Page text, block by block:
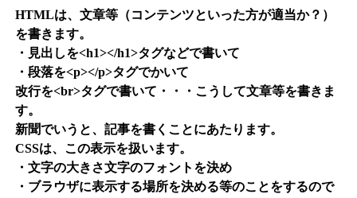
HTMLは、文章等（コンテンツといった方が適当か？）
を書きます。
・見出しを<h1></h1>タグなどで書いて
・段落を<p></p>タグでかいて
改行を<br>タグで書いて・・・こうして文章等を書きま
す。
新聞でいうと、記事を書くことにあたります。
CSSは、この表示を扱います。
・文字の大きさ文字のフォントを決め
・ブラウザに表示する場所を決める等のことをするので